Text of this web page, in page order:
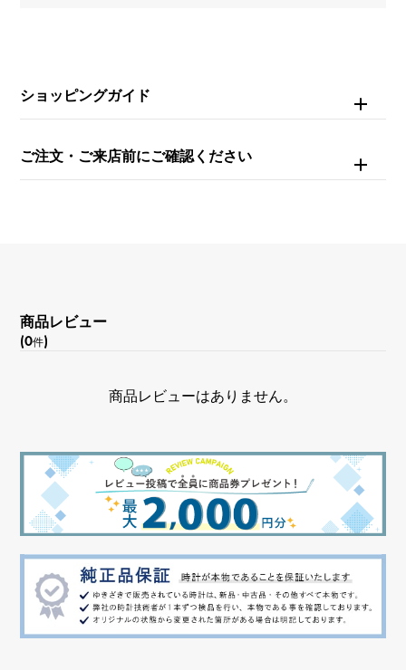
ショッピングガイド
ご注文・ご来店前にご確認ください
商品レビュー
(0件)
商品レビューはありません。